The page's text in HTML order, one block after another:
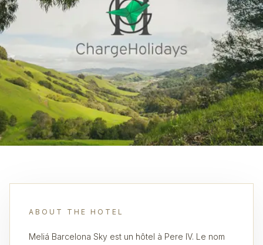
ABOUT THE HOTEL
Meliá Barcelona Sky est un hôtel à Pere IV. Le nom